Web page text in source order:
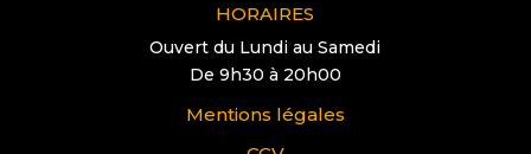
HORAIRES
Ouvert du Lundi au Samedi
De 9h30 à 20h00
Mentions légales